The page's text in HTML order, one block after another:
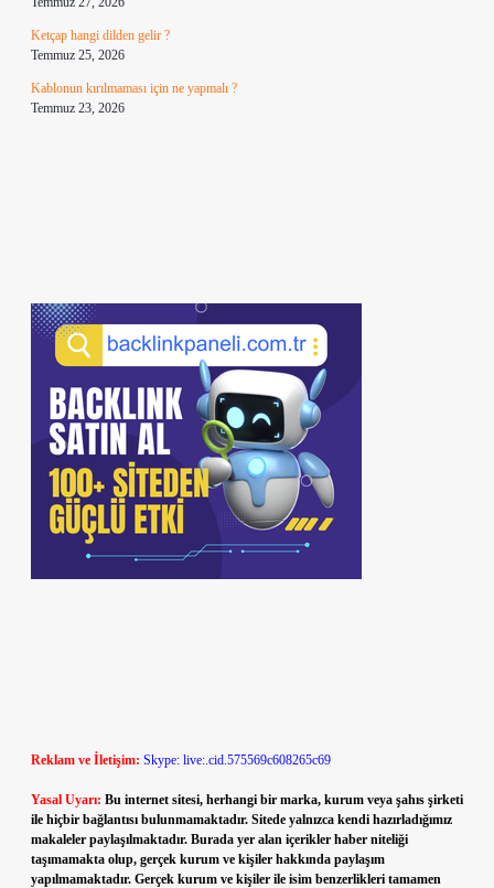
Ketçap hangi dilden gelir ?
Temmuz 25, 2026
Kablonun kırılmaması için ne yapmalı ?
Temmuz 23, 2026
Reklam ve İletişim: Skype: live:.cid.575569c608265c69
Yasal Uyarı: Bu internet sitesi, herhangi bir marka, kurum veya şahıs şirketi
ile hiçbir bağlantısı bulunmamaktadır. Sitede yalnızca kendi hazırladığımız
makaleler paylaşılmaktadır. Burada yer alan içerikler haber niteliği
taşımamakta olup, gerçek kurum ve kişiler hakkında paylaşım
yapılmamaktadır. Gerçek kurum ve kişiler ile isim benzerlikleri tamamen